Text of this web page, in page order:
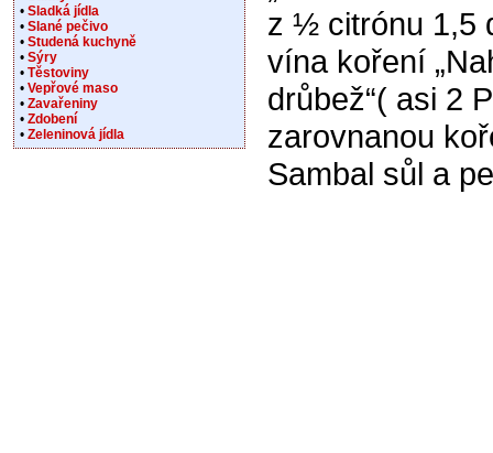
z ½ citrónu 1,5
vína koření
drůbež“( asi 2
zarovnanou
Sambal sůl a
• Sladká jídla
• Slané pečivo
• Studená kuchyně
• Sýry
• Těstoviny
• Vepřové maso
• Zavařeniny
• Zdobení
• Zeleninová jídla